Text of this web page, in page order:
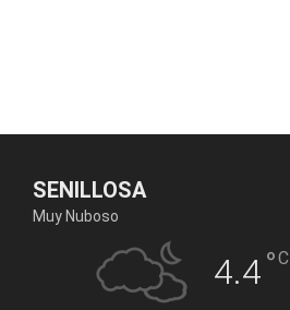
SENILLOSA
Muy Nuboso
4.4°C